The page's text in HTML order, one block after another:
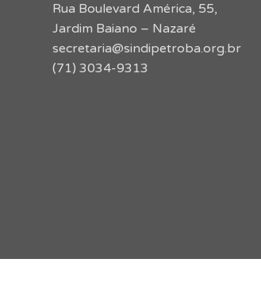
Rua Boulevard América, 55,
Jardim Baiano – Nazaré
secretaria@sindipetroba.org.br
(71) 3034-9313